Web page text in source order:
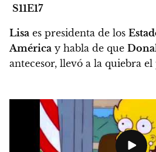
S11E17
Lisa es presidenta de los
América y habla de que
antecesor, llevó a la quiebra el